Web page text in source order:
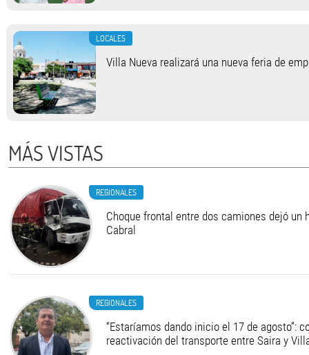
LOCALES
Villa Nueva realizará una nueva feria de
MÁS VISTAS
REGIONALES
Choque frontal entre dos camiones dejó un
Cabral
REGIONALES
“Estaríamos dando inicio el 17 de agosto”:
reactivación del transporte entre Saira y